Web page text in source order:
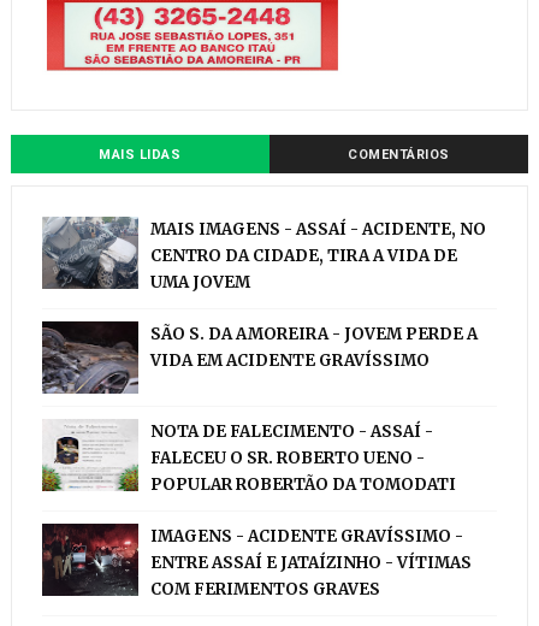
MAIS LIDAS COMENTÁRIOS
MAIS IMAGENS - ASSAÍ - ACIDENTE, NO
CENTRO DA CIDADE, TIRA A VIDA DE
UMA JOVEM
SÃO S. DA AMOREIRA - JOVEM PERDE A
VIDA EM ACIDENTE GRAVÍSSIMO
NOTA DE FALECIMENTO - ASSAÍ -
FALECEU O SR. ROBERTO UENO -
POPULAR ROBERTÃO DA TOMODATI
IMAGENS - ACIDENTE GRAVÍSSIMO -
ENTRE ASSAÍ E JATAÍZINHO - VÍTIMAS
COM FERIMENTOS GRAVES